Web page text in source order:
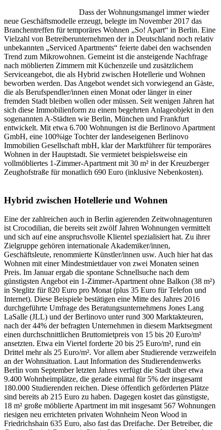
Dass der Wohnungsmangel immer wieder
neue Geschäftsmodelle erzeugt, belegte im November 2017 das
Branchentreffen für temporäres Wohnen „So! Apart“ in Berlin. Eine
Vielzahl von Betreiberunternehmen der in Deutschland noch relativ
unbekannten „Serviced Apartments“ feierte dabei den wachsenden
Trend zum Mikrowohnen. Gemeint ist die ansteigende Nachfrage
nach möblierten Zimmern mit Küchenzeile und zusätzlichem
Serviceangebot, die als Hybrid zwischen Hotellerie und Wohnen
beworben werden. Das Angebot wendet sich vorwiegend an Gäste,
die als Berufspendler/innen einen Monat oder länger in einer
fremden Stadt bleiben wollen oder müssen. Seit wenigen Jahren hat
sich diese Immobilienform zu einem begehrten Anlageobjekt in den
sogenannten A-Städten wie Berlin, München und Frankfurt
entwickelt. Mit etwa 6.700 Wohnungen ist die Berlinovo Apartment
GmbH, eine 100%ige Tochter der landeseigenen Berlinovo
Immobilien Gesellschaft mbH, klar der Marktführer für temporäres
Wohnen in der Hauptstadt. Sie vermietet beispielsweise ein
vollmöbliertes 1-Zimmer-Apartment mit 30 m² in der Kreuzberger
Zeughofstraße für monatlich 690 Euro (inklusive Nebenkosten).
Hybrid zwischen Hotellerie und Wohnen
Eine der zahlreichen auch in Berlin agierenden Zeitwohnagenturen
ist Crocodilian, die bereits seit zwölf Jahren Wohnungen vermittelt
und sich auf eine anspruchsvolle Klientel spezialisiert hat. Zu ihrer
Zielgruppe gehören internationale Akademiker/innen,
Geschäftsleute, renommierte Künstler/innen usw. Auch hier hat das
Wohnen mit einer Mindestmietdauer von zwei Monaten seinen
Preis. Im Januar ergab die spontane Schnellsuche nach dem
günstigsten Angebot ein 1-Zimmer-Apartment ohne Balkon (38 m²)
in Steglitz für 820 Euro pro Monat (plus 35 Euro für Telefon und
Internet). Diese Beispiele bestätigen eine Mitte des Jahres 2016
durchgeführte Umfrage des Beratungsunternehmens Jones Lang
LaSalle (JLL) und der Berlinovo unter rund 300 Marktakteuren,
nach der 44% der befragten Unternehmen in diesem Marktsegment
einen durchschnittlichen Bruttomietpreis von 15 bis 20 Euro/m²
ansetzten. Etwa ein Viertel forderte 20 bis 25 Euro/m², rund ein
Drittel mehr als 25 Euro/m². Vor allem aber Studierende verzweifeln
an der Wohnsituation. Laut Information des Studierendenwerks
Berlin vom September letzten Jahres verfügt die Stadt über etwa
9.400 Wohnheimplätze, die gerade einmal für 5% der insgesamt
180.000 Studierenden reichen. Diese öffentlich geförderten Plätze
sind bereits ab 215 Euro zu haben. Dagegen kostet das günstigste,
18 m² große möblierte Apartment im mit insgesamt 567 Wohnungen
riesigen neu errichteten privaten Wohnheim Neon Wood in
Friedrichshain 635 Euro, also fast das Dreifache. Der Betreiber, die